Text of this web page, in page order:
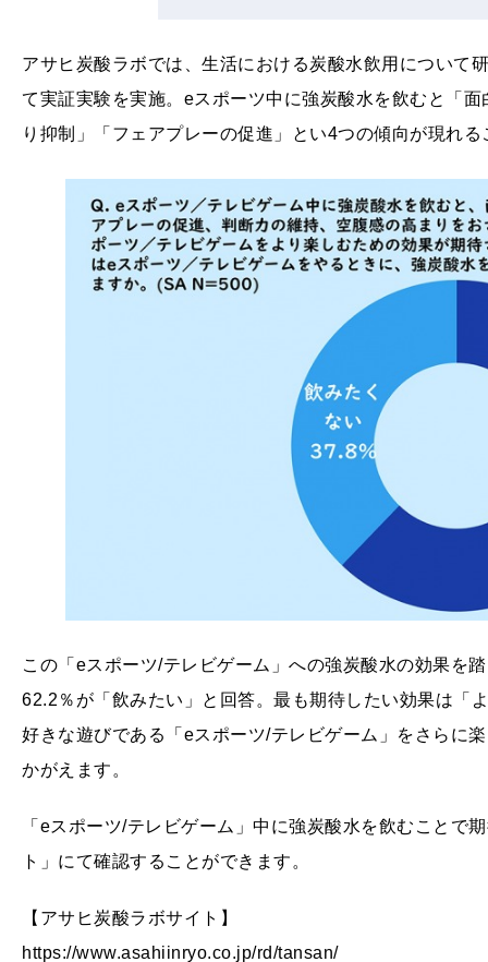
アサヒ炭酸ラボでは、生活における炭酸水飲用について
て実証実験を実施。eスポーツ中に強炭酸水を飲むと「
り抑制」「フェアプレーの促進」とい4つの傾向が現れ
この「eスポーツ/テレビゲーム」への強炭酸水の効果を
62.2％が「飲みたい」と回答。最も期待したい効果は「
好きな遊びである「eスポーツ/テレビゲーム」をさらに
かがえます。
「eスポーツ/テレビゲーム」中に強炭酸水を飲むことで
ト」にて確認することができます。
【アサヒ炭酸ラボサイト】
https://www.asahiinryo.co.jp/rd/tansan/